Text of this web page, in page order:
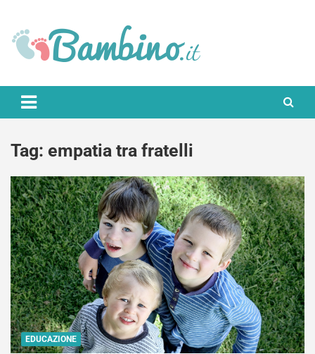
content
Bambino.it
Tag: empatia tra fratelli
EDUCAZIONE